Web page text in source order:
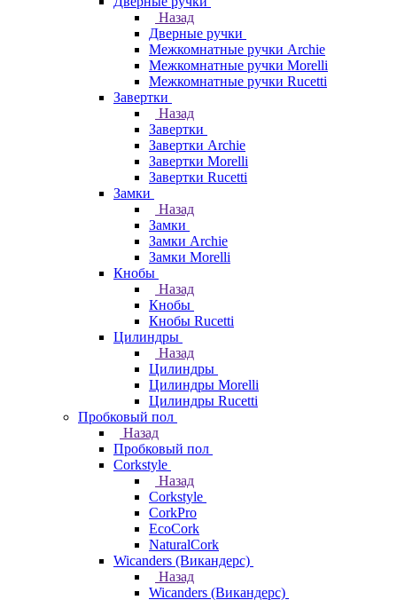
Назад
Дверные ручки
Межкомнатные ручки Archie
Межкомнатные ручки Morelli
Межкомнатные ручки Rucetti
Завертки
Назад
Завертки
Завертки Archie
Завертки Morelli
Завертки Rucetti
Замки
Назад
Замки
Замки Archie
Замки Morelli
Кнобы
Назад
Кнобы
Кнобы Rucetti
Цилиндры
Назад
Цилиндры
Цилиндры Morelli
Цилиндры Rucetti
Пробковый пол
Назад
Пробковый пол
Corkstyle
Назад
Corkstyle
CorkPro
EcoCork
NaturalCork
Wicanders (Викандерс)
Назад
Wicanders (Викандерс)